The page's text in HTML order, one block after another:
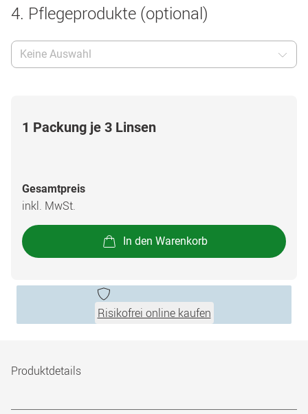
4. Pflegeprodukte (optional)
Keine Auswahl
1 Packung je 3 Linsen
Gesamtpreis
inkl. MwSt.
In den Warenkorb
Risikofrei online kaufen
Produktdetails